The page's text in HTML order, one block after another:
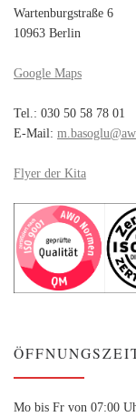
Wartenburgstraße 6
10963 Berlin
Google Maps
Tel.: 030 50 58 78 01
E-Mail:
Flyer der Kita
Mo bis Fr von 07:00